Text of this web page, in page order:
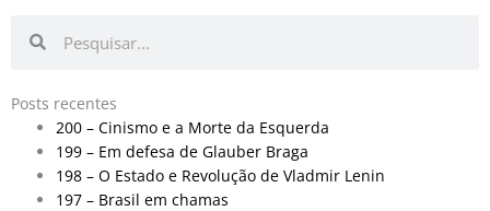
Posts recentes
200 – Cinismo e a Morte da Esquerda
199 – Em defesa de Glauber Braga
198 – O Estado e Revolução de Vladmir Lenin
197 – Brasil em chamas